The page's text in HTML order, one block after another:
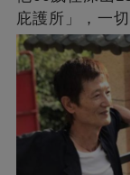
庇護所」，一